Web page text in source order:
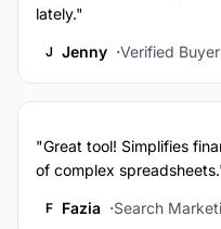
lately."
J Jenny Verified Buyer
"Great tool! Simplifies
of complex
F Fazia Search